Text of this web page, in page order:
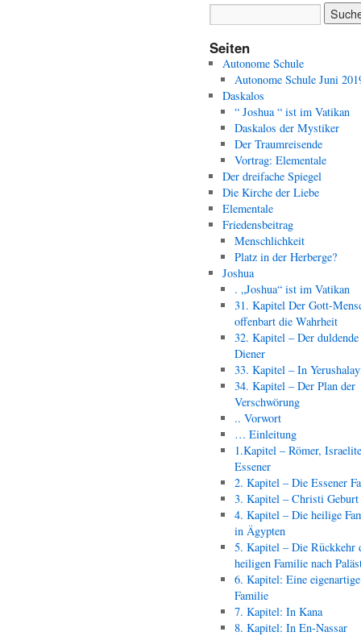
Seiten
Autonome Schule
Autonome Schule Juni
Daskalos
“ Joshua “ ist im Vatikan
Daskalos der Mystiker
Der Traumreisende
Vortrag: Elementale
Der dreifache Spiegel
Die Kirche der Liebe
Elementale
Friedensbeitrag
Menschlichkeit
Platz in der Herberge?
Joshua
. „Joshua“ ist im Vatikan
31. Kapitel Der Gott-
offenbart die Wahrheit
32. Kapitel – Der duldende
Diener
33. Kapitel – In
34. Kapitel – Der Plan der
Verschwörung
.. Vorwort
… Einleitung
1.Kapitel – Römer,
Essener
2. Kapitel – Die Essener
3. Kapitel – Christi Geburt
4. Kapitel – Die heilige
in Ägypten
5. Kapitel – Die Rückkehr
heiligen Familie nach
6. Kapitel: Eine eigenartige
Familie
7. Kapitel: In Kana
8. Kapitel: In En-Nassar